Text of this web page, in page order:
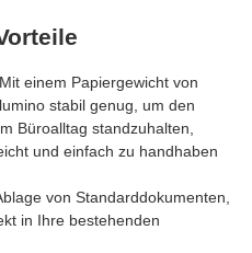
Mit einem Papiergewicht von
stabil genug, um den
Büroalltag standzuhalten,
und einfach zu handhaben
von Standarddokumenten,
in Ihre bestehenden